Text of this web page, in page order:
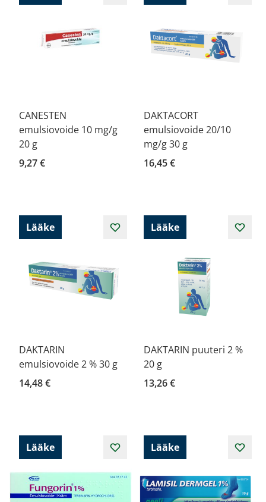
CANESTEN
emulsiovoide 10 mg/g
20 g
9,27 €
DAKTACORT
emulsiovoide 20/10
mg/g 30 g
16,45 €
Lääke
DAKTARIN
emulsiovoide 2 % 30 g
14,48 €
Lääke
DAKTARIN puuteri 2 %
20 g
13,26 €
Lääke Lääke